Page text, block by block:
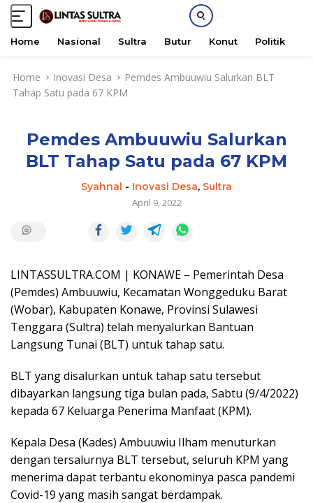
Home Nasional Sultra Butur Konut Politik
Home Inovasi Desa
Pemdes Ambuuwiu Salurkan BLT
Tahap Satu pada 67 KPM
Pemdes Ambuuwiu Salurkan
BLT Tahap Satu pada 67 KPM
Syahnal - Inovasi Desa, Sultra
April 9, 2022
LINTASSULTRA.COM | KONAWE – Pemerintah Desa
(Pemdes) Ambuuwiu, Kecamatan Wonggeduku Barat
(Wobar), Kabupaten Konawe, Provinsi Sulawesi
Tenggara (Sultra) telah menyalurkan Bantuan
Langsung Tunai (BLT) untuk tahap satu.
BLT yang disalurkan untuk tahap satu tersebut
dibayarkan langsung tiga bulan pada, Sabtu (9/4/2022)
kepada 67 Keluarga Penerima Manfaat (KPM).
Kepala Desa (Kades) Ambuuwiu Ilham menuturkan
dengan tersalurnya BLT tersebut, seluruh KPM yang
menerima dapat terbantu ekonominya pasca pandemi
Covid-19 yang masih sangat berdampak.